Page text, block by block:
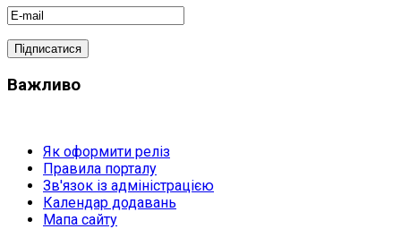
Важливо
Як оформити реліз
Правила порталу
Зв'язок із адміністрацією
Календар додавань
Мапа сайту